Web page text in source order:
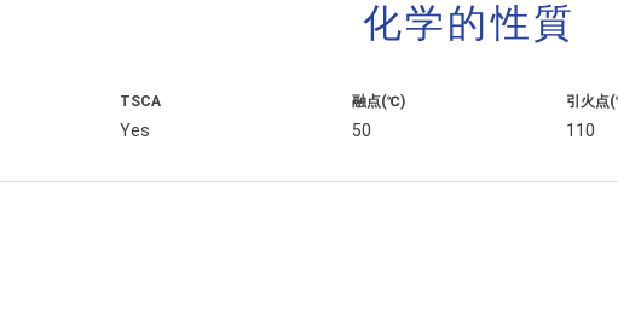
TSCA
Yes
化学的性質
融点(℃)
50
引火点
110